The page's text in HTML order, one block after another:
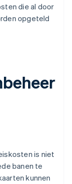
die al door
opgeteld
is niet
banen te
kunnen